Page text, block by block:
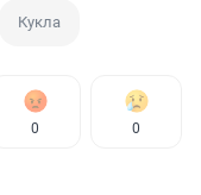
Кукла
0 0